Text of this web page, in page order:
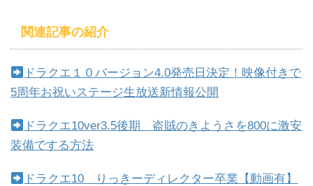
関連記事の紹介
ドラクエ１０バージョン4.0発売日決定！映像付きで
5周年お祝いステージ生放送新情報公開
ドラクエ10ver3.5後期 盗賊のきようさを800に激安
装備でする方法
ドラクエ10 りっきーディレクター卒業【動画有】